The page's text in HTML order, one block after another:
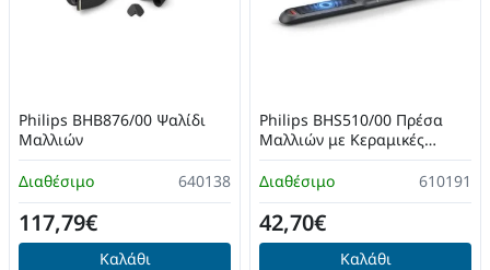
Διαθέσιμο 640138
Philips BHB876/00 Ψαλίδι
Μαλλιών
117,79€
Καλάθι
Διαθέσιμο 610191
Philips BHS510/00 Πρέσα
Μαλλιών με Κεραμικές
Πλάκες
42,70€
Καλάθι